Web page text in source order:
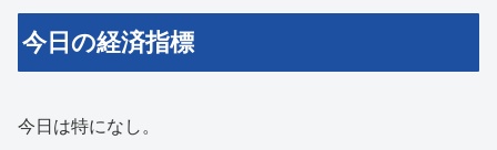
今日の経済指標
今日は特になし。